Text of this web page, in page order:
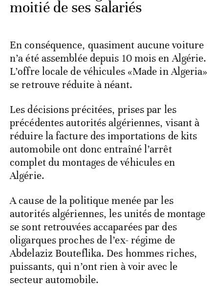
moitié de ses salariés
En conséquence, quasiment aucune voiture
n’a été assemblée depuis 10 mois en Algérie.
L’offre locale de véhicules «Made in Algeria»
se retrouve réduite à néant.
Les décisions précitées, prises par les
précédentes autorités algériennes, visant à
réduire la facture des importations de kits
automobile ont donc entraîné l’arrêt
complet du montages de véhicules en
Algérie.
A cause de la politique menée par les
autorités algériennes, les unités de montage
se sont retrouvées accaparées par des
oligarques proches de l’ex- régime de
Abdelaziz Bouteflika. Des hommes riches,
puissants, qui n’ont rien à voir avec le
secteur automobile.